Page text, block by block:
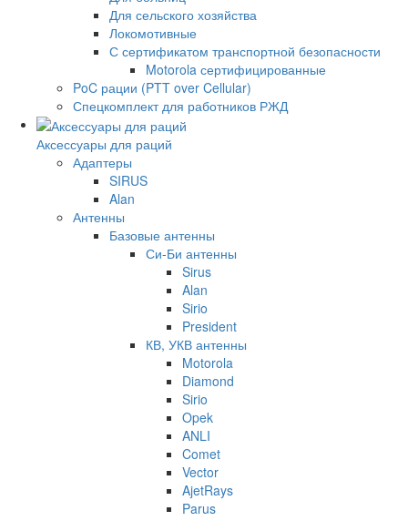
Для сельского хозяйства
Локомотивные
С сертификатом транспортной безопасности
Motorola сертифицированные
PoC рации (PTT over Cellular)
Спецкомплект для работников РЖД
Аксессуары для раций
Адаптеры
SIRUS
Alan
Антенны
Базовые антенны
Си-Би антенны
Sirus
Alan
Sirio
President
КВ, УКВ антенны
Motorola
Diamond
Sirio
Opek
ANLI
Comet
Vector
AjetRays
Parus